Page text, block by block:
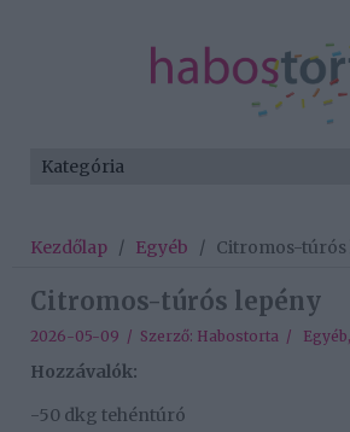
Kezdőlap / Egyéb / Citromos-túrós
Citromos-túrós lepény
2026-05-09 / Szerző: Habostorta / Egyéb,
Hozzávalók:
-50 dkg tehéntúró